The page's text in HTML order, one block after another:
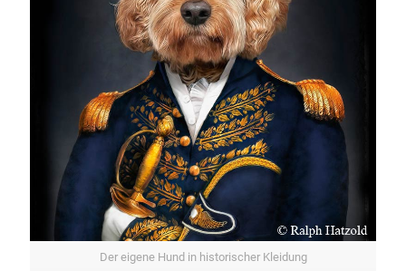
Der eigene Hund in historischer Kleidung